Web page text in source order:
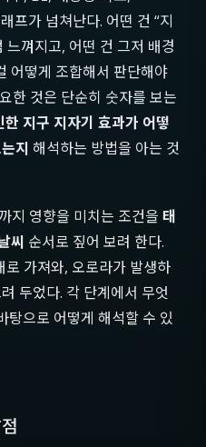
프가 넘쳐난다. 어떤 건 “지
껴지고, 어떤 건 그저 배경
어떻게 조합해서 판단해야
한 것은 단순히 숫자를 보는
지구 지자기 효과가 어떻
지 해석하는 방법을 아는 것
지 영향을 미치는 조건을 태
씨 순서로 짚어 보려 한다.
가져와, 오로라가 발생하
두었다. 각 단계에서 무엇
탕으로 어떻게 해석할 수 있